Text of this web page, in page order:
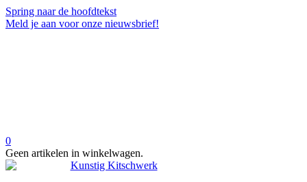
Spring naar de hoofdtekst
Meld je aan voor onze nieuwsbrief!
0
Geen artikelen in winkelwagen.